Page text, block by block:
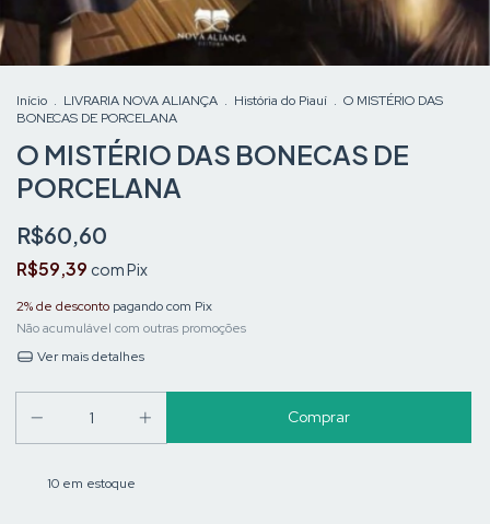
Início . LIVRARIA NOVA ALIANÇA . História do Piauí . O MISTÉRIO DAS
BONECAS DE PORCELANA
O MISTÉRIO DAS BONECAS DE
PORCELANA
R$60,60
R$59,39 comPix
2% de desconto pagando com Pix
Não acumulável com outras promoções
Ver mais detalhes
10 em estoque